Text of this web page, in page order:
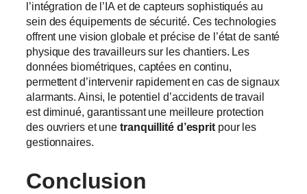
l’intégration de l’IA et de capteurs sophistiqués au
sein des équipements de sécurité. Ces technologies
offrent une vision globale et précise de l’état de santé
physique des travailleurs sur les chantiers. Les
données biométriques, captées en continu,
permettent d’intervenir rapidement en cas de signaux
alarmants. Ainsi, le potentiel d’accidents de travail
est diminué, garantissant une meilleure protection
des ouvriers et unetranquillité d’espritpour les
gestionnaires.
Conclusion